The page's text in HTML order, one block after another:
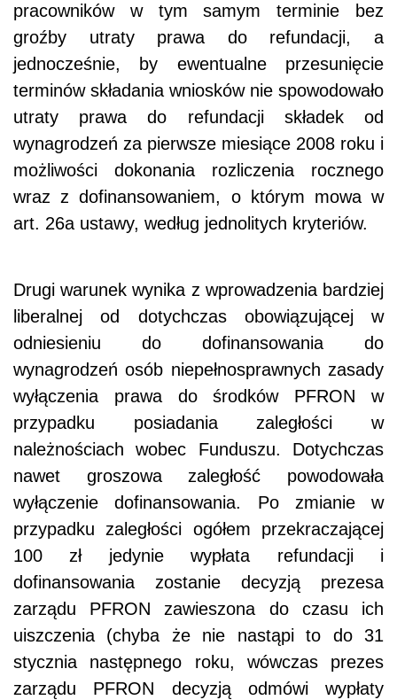
pracowników w tym samym terminie bez
groźby utraty prawa do refundacji, a
jednocześnie, by ewentualne przesunięcie
terminów składania wniosków nie spowodowało
utraty prawa do refundacji składek od
wynagrodzeń za pierwsze miesiące 2008 roku i
możliwości dokonania rozliczenia rocznego
wraz z dofinansowaniem, o którym mowa w
art. 26a ustawy, według jednolitych kryteriów.
Drugi warunek wynika z wprowadzenia bardziej
liberalnej od dotychczas obowiązującej w
odniesieniu do dofinansowania do
wynagrodzeń osób niepełnosprawnych zasady
wyłączenia prawa do środków PFRON w
przypadku posiadania zaległości w
należnościach wobec Funduszu. Dotychczas
nawet groszowa zaległość powodowała
wyłączenie dofinansowania. Po zmianie w
przypadku zaległości ogółem przekraczającej
100 zł jedynie wypłata refundacji i
dofinansowania zostanie decyzją prezesa
zarządu PFRON zawieszona do czasu ich
uiszczenia (chyba że nie nastąpi to do 31
stycznia następnego roku, wówczas prezes
zarządu PFRON decyzją odmówi wypłaty